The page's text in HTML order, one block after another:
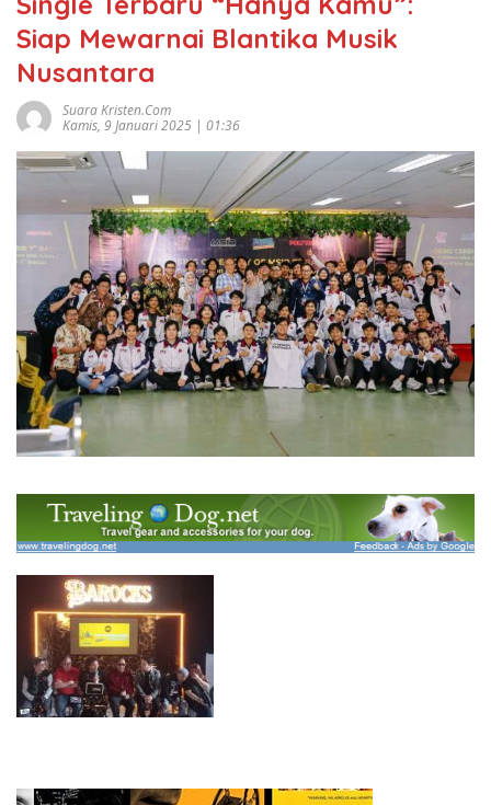
Siap Mewarnai Blantika Musik
Nusantara
Suara Kristen.com
Kamis, 9 Januari 2025 | 01:36